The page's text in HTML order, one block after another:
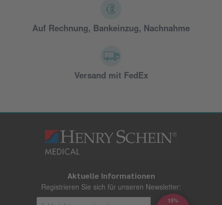
Auf Rechnung, Bankeinzug, Nachnahme
Versand mit FedEx
Aktuelle Informationen
Registrieren Sie sich für unseren Newsletter:
15%